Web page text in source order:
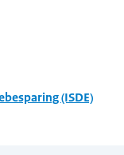
(ISDE)